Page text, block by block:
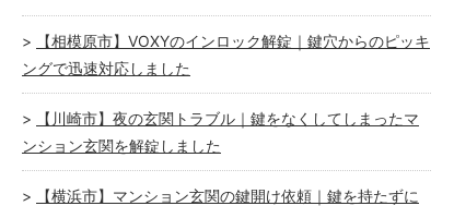
【相模原市】VOXYのインロック解錠｜鍵穴からのピッキ
ングで迅速対応しました
【川崎市】夜の玄関トラブル｜鍵をなくしてしまったマ
ンション玄関を解錠しました
【横浜市】マンション玄関の鍵開け依頼｜鍵を持たずに